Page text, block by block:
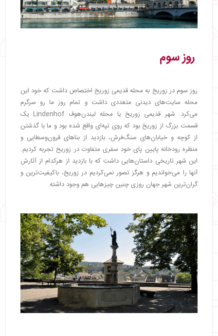
روز سوم
روز سوم در زوریخ به محله قدیمی زوریخ اختصاص داشت که خود این
محله سایت‌های دیدنی متعددی داشت و تمام روز ما رو سرگرم
می‌کرد. شهر قدیمی زوریخ یا محله لیندن‌هوف Lindenhof یک
قسمت بزرگ از زوریخ بود که روی تپه‌ای واقع شده بود و ما با گذشتن
از کوچه و خیابان‌های سنگ‌فرش، بازدید از بناهای قرون‌وسطایی و
منظره رودخانه پایین پای خود سفری متفاوت در زوریخ تجربه کردیم.
این شهر تاریخی داستان‌هایی داشت که با بازدید از هرکدام از آثارش
آنها را می‌خواندیم و هرگز تصور نمی‌کردیم در زوریخ، باکیفیت‌ترین و
گران‌ترین شهر جهان روزی چنین چیزهایی هم وجود داشته.